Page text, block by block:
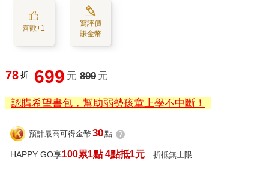
喜歡+1
寫評價
賺金幣
78 折 699 元 899 元
認購希望書包，幫助弱勢孩童上學不中斷！
預計最高可得金幣 30點 ?
HAPPY GO享100累1點 4點抵1元 折抵無上限